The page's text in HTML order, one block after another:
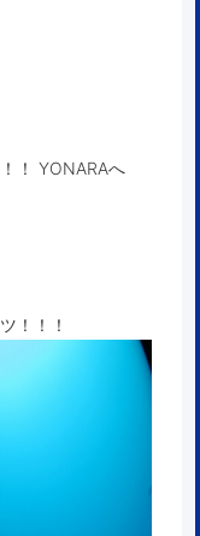
！ YONARAへ
！！！